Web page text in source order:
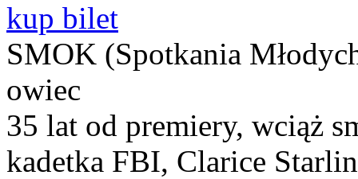
kup bilet
SMOK (Spotkania
owiec
35 lat od premiery, wciąż
kadetka FBI, Clarice